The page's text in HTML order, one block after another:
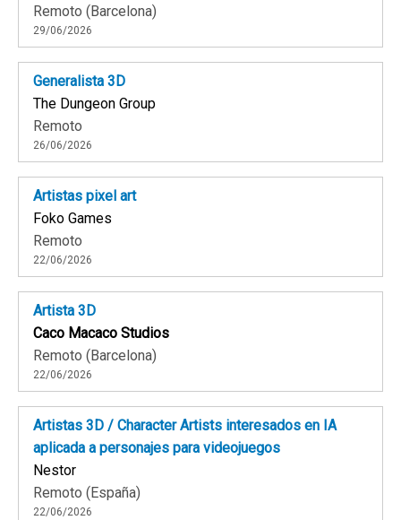
Remoto (Barcelona)
29/06/2026
Generalista 3D
The Dungeon Group
Remoto
26/06/2026
Artistas pixel art
Foko Games
Remoto
22/06/2026
Artista 3D
Caco Macaco Studios
Remoto (Barcelona)
22/06/2026
Artistas 3D / Character Artists interesados en IA
aplicada a personajes para videojuegos
Nestor
Remoto (España)
22/06/2026